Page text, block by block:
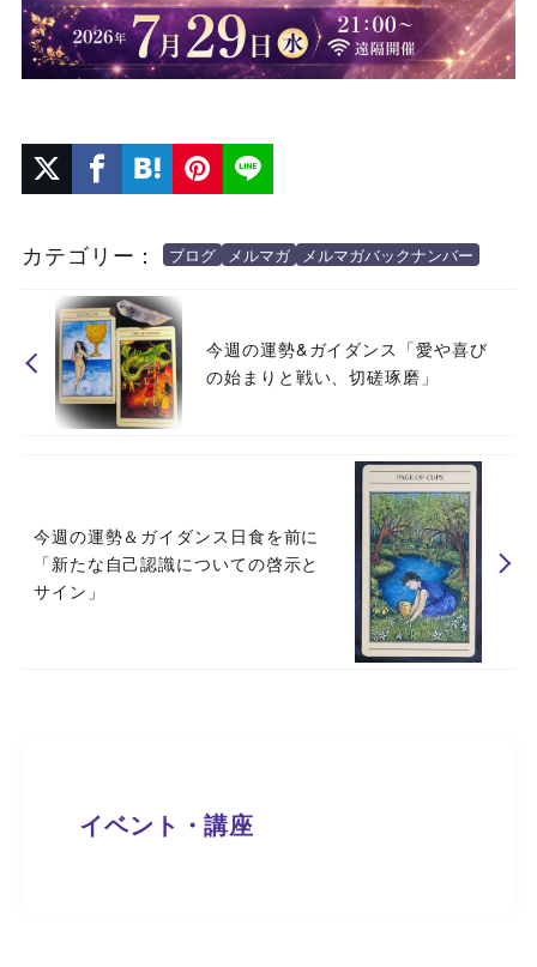
カテゴリー： ブログ メルマガ メルマガバックナンバー
今週の運勢&ガイダンス「愛や喜び
の始まりと戦い、切磋琢磨」
今週の運勢＆ガイダンス日食を前に
「新たな自己認識についての啓示と
サイン」
イベント・講座